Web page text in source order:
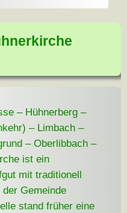
– Hühnerberg –
– Limbach –
– Oberlibbach –
ist ein
mit traditionell
Gemeinde
stand früher eine